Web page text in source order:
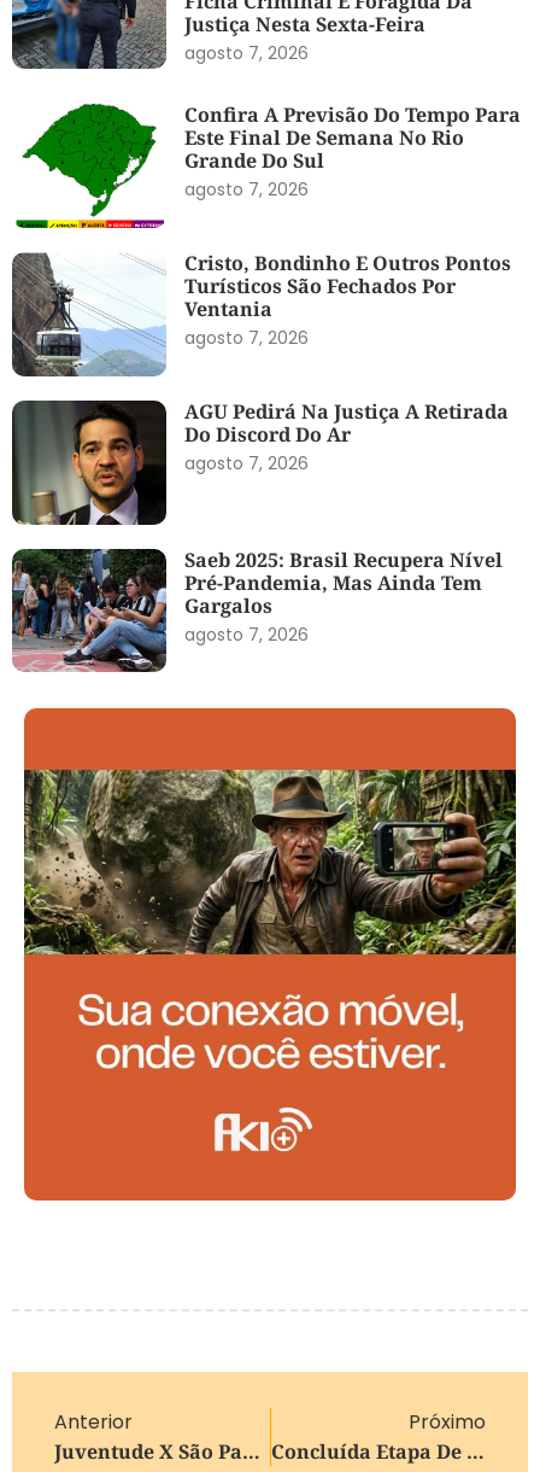
Justiça Nesta Sexta-Feira
agosto 7, 2026
Confira A Previsão Do Tempo Para
Este Final De Semana No Rio
Grande Do Sul
agosto 7, 2026
Cristo, Bondinho E Outros Pontos
Turísticos São Fechados Por
Ventania
agosto 7, 2026
AGU Pedirá Na Justiça A Retirada
Do Discord Do Ar
agosto 7, 2026
Saeb 2025: Brasil Recupera Nível
Pré-Pandemia, Mas Ainda Tem
Gargalos
agosto 7, 2026
Anterior
Juventude X São Paulo Gera Bloqueios De Trânsito Nesta Quarta
Próximo
Concluída Etapa De Base E Avança Aplicação Do Asfalto Na Estrada José Dedavid, Bairro Cidade Nova, Em Caxias Do Sul